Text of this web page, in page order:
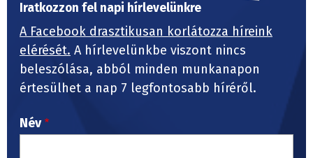
Iratkozzon fel napi hírlevelünkre
A Facebook drasztikusan korlátozza híreink
elérését. A hírlevelünkbe viszont nincs
beleszólása, abból minden munkanapon
értesülhet a nap 7 legfontosabb híréről.
Név